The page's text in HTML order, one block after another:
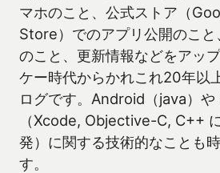
マホのこと、公式ストア（
Store）でのアプリ公開のこ
のこと、更新情報などをアッ
ケー時代からかれこれ20年以
ログです。Android（java）
（Xcode, Objective-C, C++
発）に関する技術的なことも
す。